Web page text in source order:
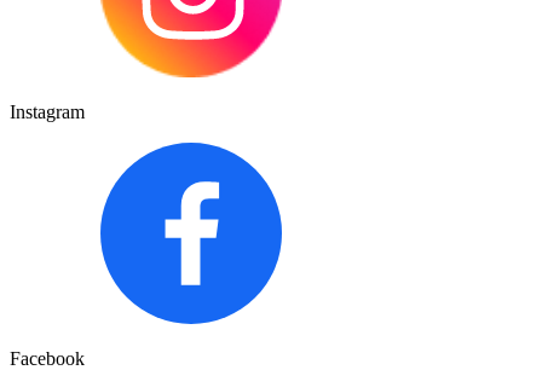
Instagram
Facebook